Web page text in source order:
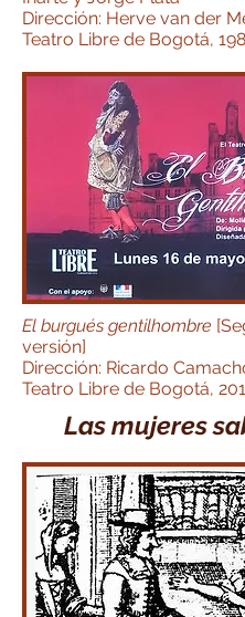
Dirección: Herve van der
Teatro Libre de Bogotá,
El burgués gentilhombre
versión]
Dirección: Ricardo
Teatro Libre de Bogotá,
Las mujeres